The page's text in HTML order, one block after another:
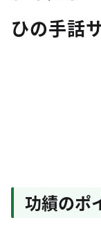
ひの手話
功績のポ